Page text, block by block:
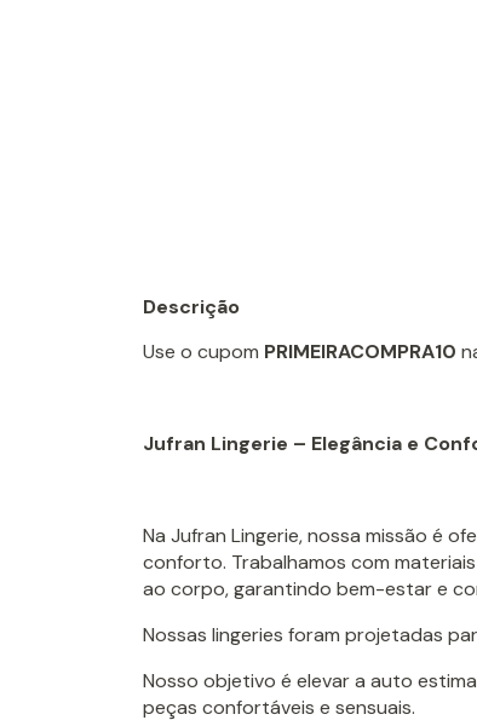
Descrição
Use o cupom PRIMEIRACOMPRA10
Jufran Lingerie – Elegância e
Na Jufran Lingerie, nossa missão é
conforto. Trabalhamos com
ao corpo, garantindo bem-estar e
Nossas lingeries foram projetadas
Nosso objetivo é elevar a auto
peças confortáveis e sensuais.